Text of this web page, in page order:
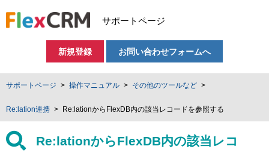
サポートページ
新規登録 お問い合わせフォームへ
サポートページ 操作マニュアル その他のツールなど
Re:lation連携 Re:lationからFlexDB内の該当レコードを参照する
Re:lationからFlexDB内の該当レコ